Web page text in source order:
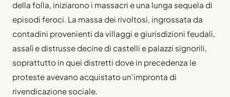
della folla, iniziarono i massacri e una lunga sequela di
episodi feroci. La massa dei rivoltosi, ingrossata da
contadini provenienti da villaggi e giurisdizioni feudali,
assalì e distrusse decine di castelli e palazzi signorili,
soprattutto in quei distretti dove in precedenza le
proteste avevano acquistato un'impronta di
rivendicazione sociale.